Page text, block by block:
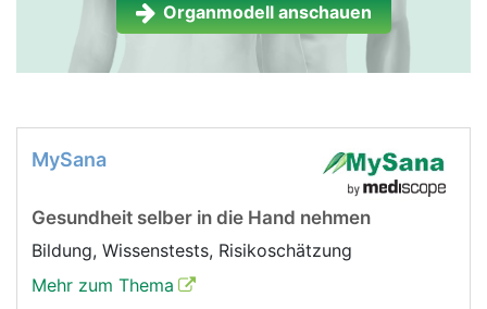
Organmodell anschauen
MySana
Gesundheit selber in die Hand nehmen
Bildung, Wissenstests, Risikoschätzung
Mehr zum Thema